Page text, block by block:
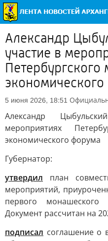
Александр
участие в
5 июня 2026, 18:51
Александр
мероприятиях
экономического форума
Губернатор:
утвердил план
мероприятий,
первого монашеского
Документ рассчитан на
подписал соглашение о